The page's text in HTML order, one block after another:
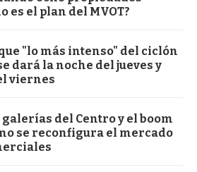
es el plan del MVOT?
"lo más intenso" del ciclón
dará la noche del jueves y
viernes
galerías del Centro y el boom
se reconfigura el mercado